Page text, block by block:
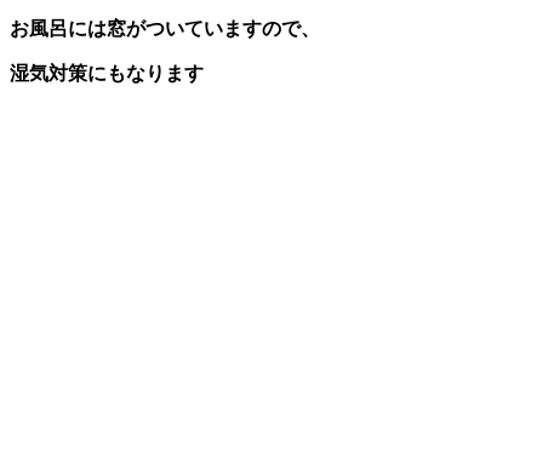
お風呂には窓がついていますので、
湿気対策にもなります